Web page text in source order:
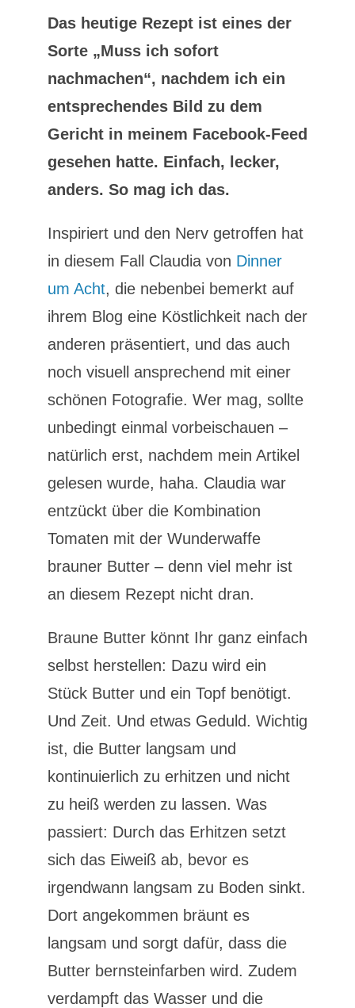
Das heutige Rezept ist eines der
Sorte „Muss ich sofort
nachmachen“, nachdem ich ein
entsprechendes Bild zu dem
Gericht in meinem Facebook-Feed
gesehen hatte. Einfach, lecker,
anders. So mag ich das.
Inspiriert und den Nerv getroffen hat
in diesem Fall Claudia von Dinner
um Acht, die nebenbei bemerkt auf
ihrem Blog eine Köstlichkeit nach der
anderen präsentiert, und das auch
noch visuell ansprechend mit einer
schönen Fotografie. Wer mag, sollte
unbedingt einmal vorbeischauen –
natürlich erst, nachdem mein Artikel
gelesen wurde, haha. Claudia war
entzückt über die Kombination
Tomaten mit der Wunderwaffe
brauner Butter – denn viel mehr ist
an diesem Rezept nicht dran.
Braune Butter könnt Ihr ganz einfach
selbst herstellen: Dazu wird ein
Stück Butter und ein Topf benötigt.
Und Zeit. Und etwas Geduld. Wichtig
ist, die Butter langsam und
kontinuierlich zu erhitzen und nicht
zu heiß werden zu lassen. Was
passiert: Durch das Erhitzen setzt
sich das Eiweiß ab, bevor es
irgendwann langsam zu Boden sinkt.
Dort angekommen bräunt es
langsam und sorgt dafür, dass die
Butter bernsteinfarben wird. Zudem
verdampft das Wasser und die